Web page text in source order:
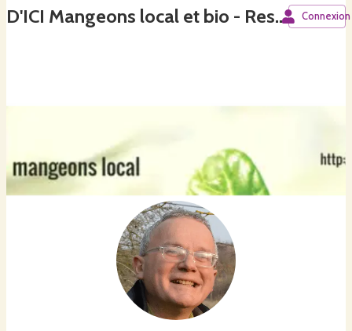
D'ICI Mangeons local et bio - Restauration itinérante bio Connexion